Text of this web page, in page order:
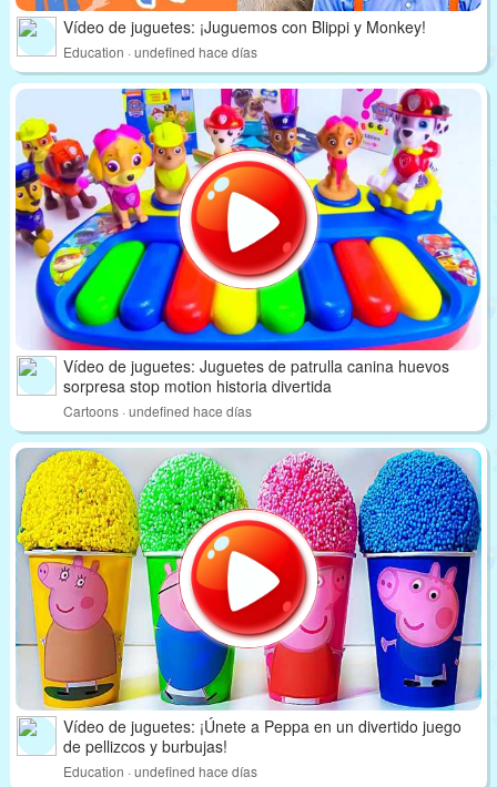
Vídeo de juguetes: ¡Juguemos con Blippi y Monkey!
Education · undefined hace días
Vídeo de juguetes: Juguetes de patrulla canina huevos
sorpresa stop motion historia divertida
Cartoons · undefined hace días
Vídeo de juguetes: ¡Únete a Peppa en un divertido juego
de pellizcos y burbujas!
Education · undefined hace días